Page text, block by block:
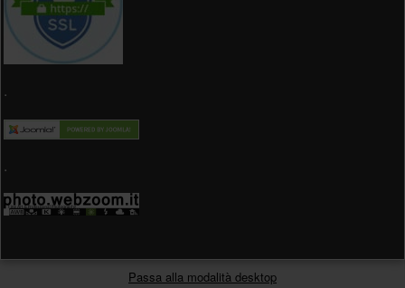
.
.
Passa alla modalità desktop